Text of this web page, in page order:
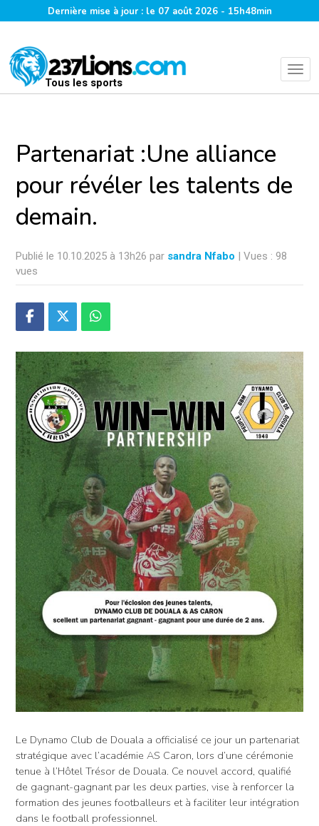
Dernière mise à jour : le 07 août 2026 - 15h48min
Tous les sports
Partenariat :Une alliance
pour révéler les talents de
demain.
Publié le 10.10.2025 à 13h26 par sandra Nfabo | Vues : 98
vues
Le Dynamo Club de Douala a officialisé ce jour un partenariat
stratégique avec l’académie AS Caron, lors d’une cérémonie
tenue à l’Hôtel Trésor de Douala. Ce nouvel accord, qualifié
de gagnant-gagnant par les deux parties, vise à renforcer la
formation des jeunes footballeurs et à faciliter leur intégration
dans le football professionnel.